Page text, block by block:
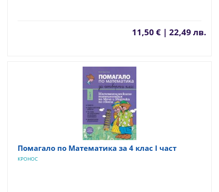
11,50 € | 22,49 лв.
Помагало по Математика за 4 клас I част
КРОНОС